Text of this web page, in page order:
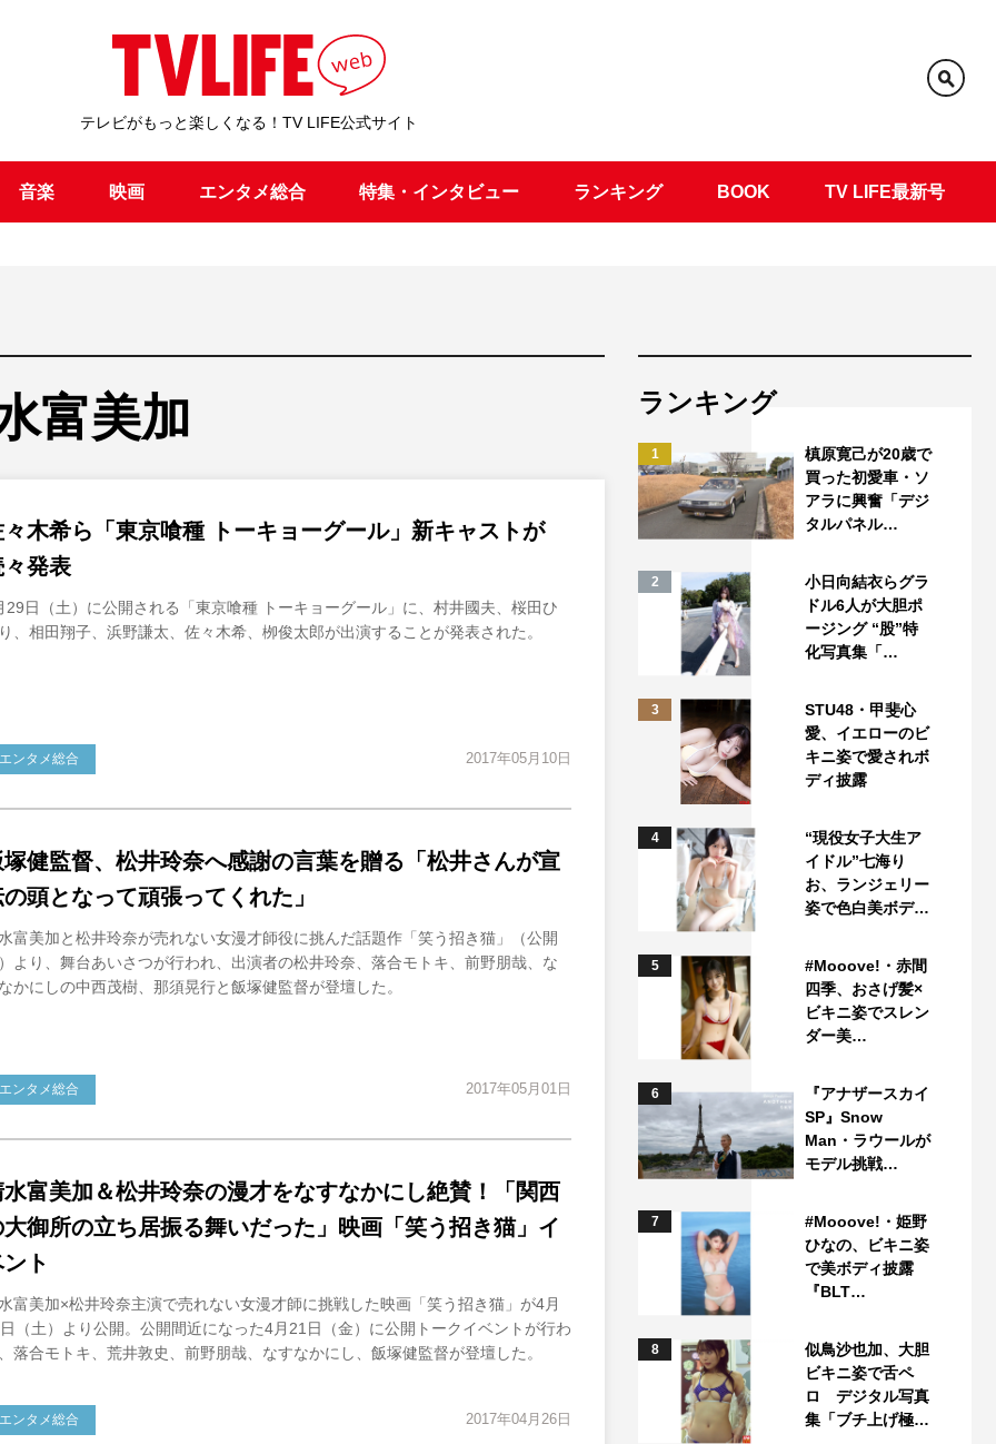
テレビがもっと楽しくなる！TV LIFE公式サイト
音楽 映画 エンタメ総合 特集・インタビュー ランキング BOOK TV LIFE最新号
富美加
々木希ら「東京喰種 トーキョーグール」新キャストが
々発表
29日（土）に公開される「東京喰種 トーキョーグール」に、村井國夫、桜田ひ
、相田翔子、浜野謙太、佐々木希、栁俊太郎が出演することが発表された。
2017年05月10日
エンタメ総合
塚健監督、松井玲奈へ感謝の言葉を贈る「松井さんが宣
頭となって頑張ってくれた」
富美加と松井玲奈が売れない女漫才師役に挑んだ話題作「笑う招き猫」（公開
より、舞台あいさつが行われ、出演者の松井玲奈、落合モトキ、前野朋哉、な
かにしの中西茂樹、那須晃行と飯塚健監督が登壇した。
2017年05月01日
エンタメ総合
水富美加＆松井玲奈の漫才をなすなかにし絶賛！「関西
大御所の立ち居振る舞いだった」映画「笑う招き猫」イ
ト
富美加×松井玲奈主演で売れない女漫才師に挑戦した映画「笑う招き猫」が4月
（土）より公開。公開間近になった4月21日（金）に公開トークイベントが行わ
落合モトキ、荒井敦史、前野朋哉、なすなかにし、飯塚健監督が登壇した。
2017年04月26日
エンタメ総合
ランキング
1
槙原寛己が20歳で
買った初愛車・ソ
アラに興奮「デジ
タルパネル…
2
小日向結衣らグラ
ドル6人が大胆ポ
ージング “股”特
化写真集「…
3
STU48・甲斐心
愛、イエローのビ
キニ姿で愛されボ
ディ披露
4
“現役女子大生ア
イドル”七海り
お、ランジェリー
姿で色白美ボデ…
5
#Mooove!・赤間
四季、おさげ髪×
ビキニ姿でスレン
ダー美…
6
『アナザースカイ
SP』Snow
Man・ラウールが
モデル挑戦…
7
#Mooove!・姫野
ひなの、ビキニ姿
で美ボディ披露
『BLT…
8
似鳥沙也加、大胆
ビキニ姿で舌ペ
ロ デジタル写真
集「ブチ上げ極…